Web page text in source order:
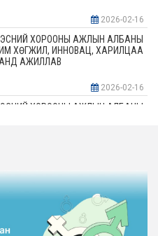
2026-02-16
ХОРООНЫ АЖЛЫН АЛБАНЫ
ХӨГЖИЛ, ИННОВАЦ, ХАРИЛЦАА
АЖИЛЛАВ
2026-02-16
ХОРООНЫ АЖЛЫН АЛБАНЫ
ХОРООНЫ АЖЛЫН АЛБАНЫ
БАРИЛГА, ОРОН
ЯАМАНД АЖИЛЛАВ
2026-02-16